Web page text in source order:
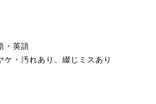
・英語
・汚れあり、綴じミスあり